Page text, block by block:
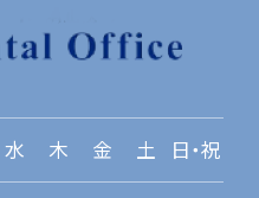
水 木 金 土 日・祝